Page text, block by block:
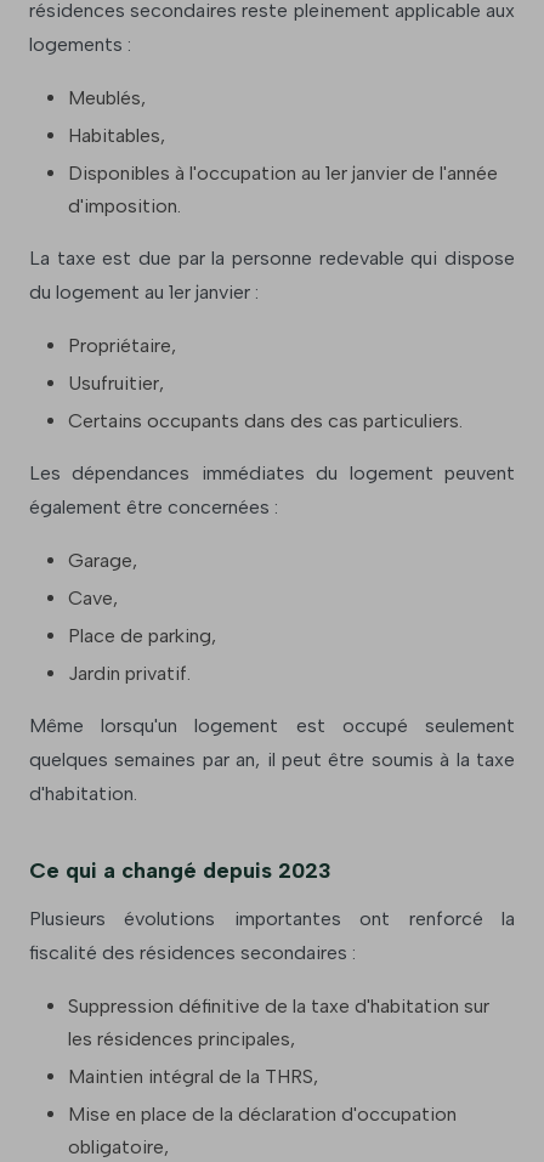
résidences secondaires reste pleinement applicable aux
logements :
Meublés,
Habitables,
Disponibles à l'occupation au 1er janvier de l'année
d'imposition.
La taxe est due par la personne redevable qui dispose
du logement au 1er janvier :
Propriétaire,
Usufruitier,
Certains occupants dans des cas particuliers.
Les dépendances immédiates du logement peuvent
également être concernées :
Garage,
Cave,
Place de parking,
Jardin privatif.
Même lorsqu'un logement est occupé seulement
quelques semaines par an, il peut être soumis à la taxe
d'habitation.
Ce qui a changé depuis 2023
Plusieurs évolutions importantes ont renforcé la
fiscalité des résidences secondaires :
Suppression définitive de la taxe d'habitation sur
les résidences principales,
Maintien intégral de la THRS,
Mise en place de la déclaration d'occupation
obligatoire,